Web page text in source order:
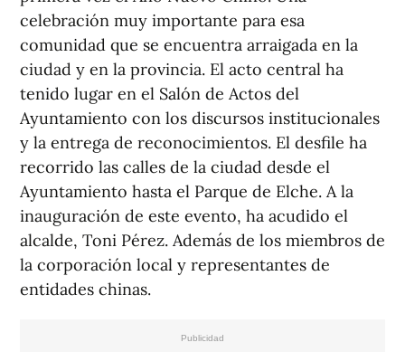
celebración muy importante para esa
comunidad que se encuentra arraigada en la
ciudad y en la provincia. El acto central ha
tenido lugar en el Salón de Actos del
Ayuntamiento con los discursos institucionales
y la entrega de reconocimientos. El desfile ha
recorrido las calles de la ciudad desde el
Ayuntamiento hasta el Parque de Elche. A la
inauguración de este evento, ha acudido el
alcalde, Toni Pérez. Además de los miembros de
la corporación local y representantes de
entidades chinas.